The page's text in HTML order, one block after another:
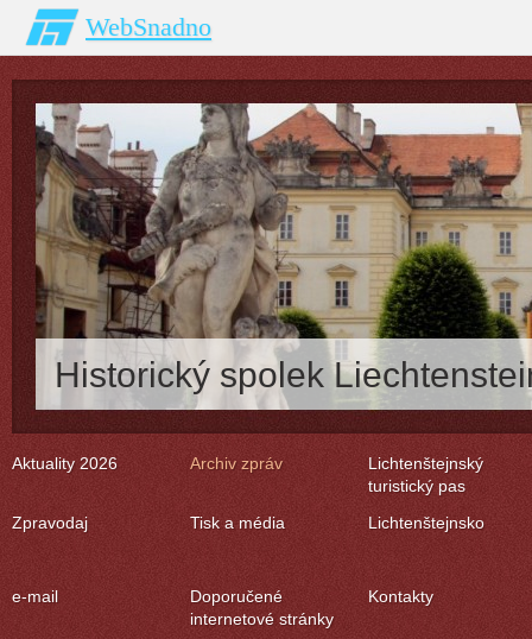
WebSnadno
Historický spolek
Aktuality 2026 Archiv zpráv
Lichtenštejnský
turistický pas
Zpravodaj
Tisk a média Lichtenštejnsko
e-mail
Doporučené
internetové stránky
Kontakty